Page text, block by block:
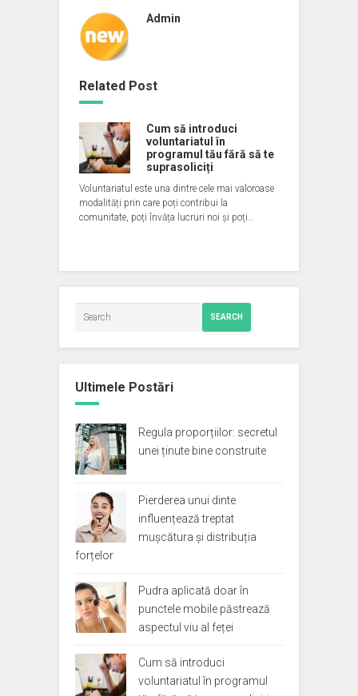
Admin
Related Post
Cum să introduci
voluntariatul în
programul tău fără să te
suprasoliciți
Voluntariatul este una dintre cele mai valoroase
modalități prin care poți contribui la
comunitate, poți învăța lucruri noi și poți…
SEARCH
Ultimele Postări
Regula proporțiilor: secretul
unei ținute bine construite
Pierderea unui dinte
influențează treptat
mușcătura și distribuția
forțelor
Pudra aplicată doar în
punctele mobile păstrează
aspectul viu al feței
Cum să introduci
voluntariatul în programul